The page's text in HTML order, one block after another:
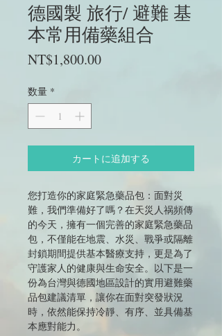
德國製 旅行/ 避難 基
本常用備藥組合
NT$1,800.00価
数量 *
カートに追加する
您打造你的家庭緊急藥品包：面對災
難，我們準備好了嗎？在天災人祸頻傳
的今天，擁有一個完善的家庭緊急藥品
包，不僅能在地震、水災、戰爭或隔離
封鎖期間提供基本醫療支持，更是為了
守護家人的健康與生命安全。以下是一
份為台灣與德國地區設計的實用避難藥
品包建議清單，讓你在面對突發狀況
時，依然能保持冷靜、有序、並具備基
本應對能力。